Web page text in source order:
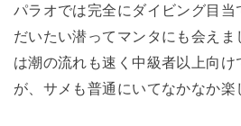
パラオでは完全にダイビング目
だいたい潜ってマンタにも会えま
は潮の流れも速く中級者以上向け
が、サメも普通にいてなかなか楽